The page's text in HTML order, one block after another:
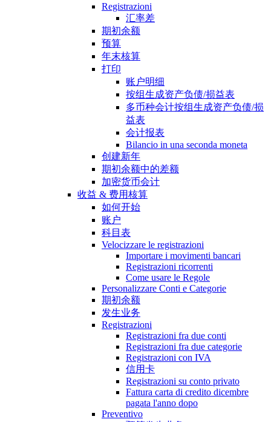
Registrazioni
汇率差
期初余额
预算
年末核算
打印
账户明细
按组生成资产负债/损益表
多币种会计按组生成资产负债/损
益表
会计报表
Bilancio in una seconda moneta
创建新年
期初余额中的差额
加密货币会计
收益 & 费用核算
如何开始
账户
科目表
Velocizzare le registrazioni
Importare i movimenti bancari
Registrazioni ricorrenti
Come usare le Regole
Personalizzare Conti e Categorie
期初余额
发生业务
Registrazioni
Registrazioni fra due conti
Registrazioni fra due categorie
Registrazioni con IVA
信用卡
Registrazioni su conto privato
Fattura carta di credito dicembre
pagata l'anno dopo
Preventivo